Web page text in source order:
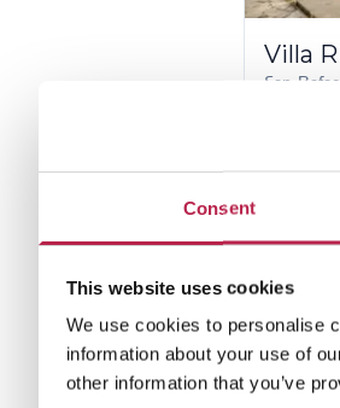
Consent
This website uses cookies
We use cookies to personalise
information about your use of
other information that you’ve
Villa
San